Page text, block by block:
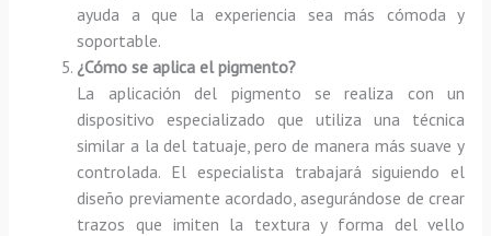
ayuda a que la experiencia sea más cómoda y
soportable.
¿Cómo se aplica el pigmento?
La aplicación del pigmento se realiza con un
dispositivo especializado que utiliza una técnica
similar a la del tatuaje, pero de manera más suave y
controlada. El especialista trabajará siguiendo el
diseño previamente acordado, asegurándose de crear
trazos que imiten la textura y forma del vello